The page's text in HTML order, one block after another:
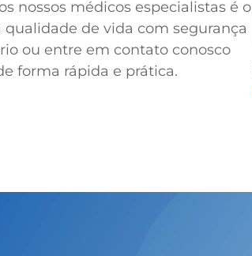
nossos médicos especialistas é o
de vida com segurança
ou entre em contato conosco
forma rápida e prática.